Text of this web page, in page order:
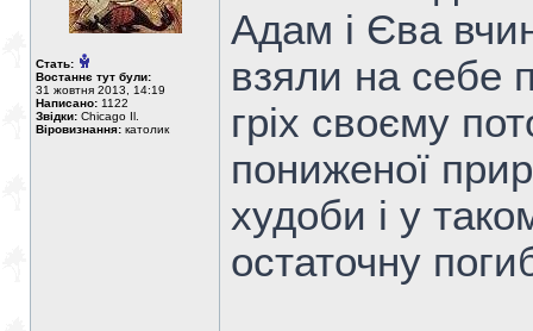
Стать:
Востаннє тут були:
31 жовтня 2013, 14:19
Написано: 1122
Звідки: Chicago Il.
Віровизнання: католик
Адам і Єва
взяли на себе
гріх своєму
пониженої
худоби і у
остаточну